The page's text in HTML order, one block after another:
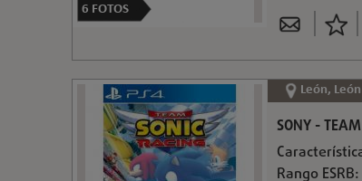
6 FOTOS
León, León
SONY -
Rango